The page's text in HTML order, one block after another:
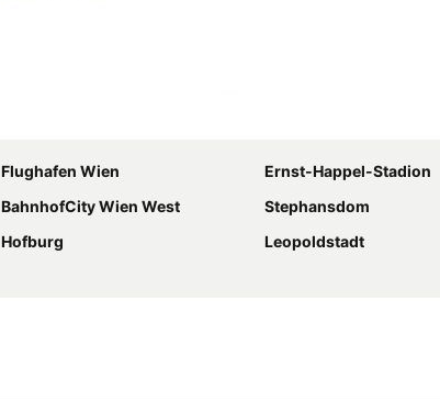
Flughafen Wien
Ernst-Happel-Stadion
BahnhofCity Wien West
Stephansdom
Hofburg
Leopoldstadt